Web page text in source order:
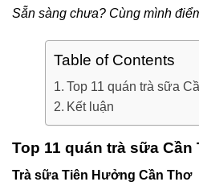
Sẵn sàng chưa? Cùng mình
Table of Contents
Top 11 quán trà sữa
Kết luận
Top 11 quán trà sữa
Trà sữa Tiên Hưởng Cần Thơ